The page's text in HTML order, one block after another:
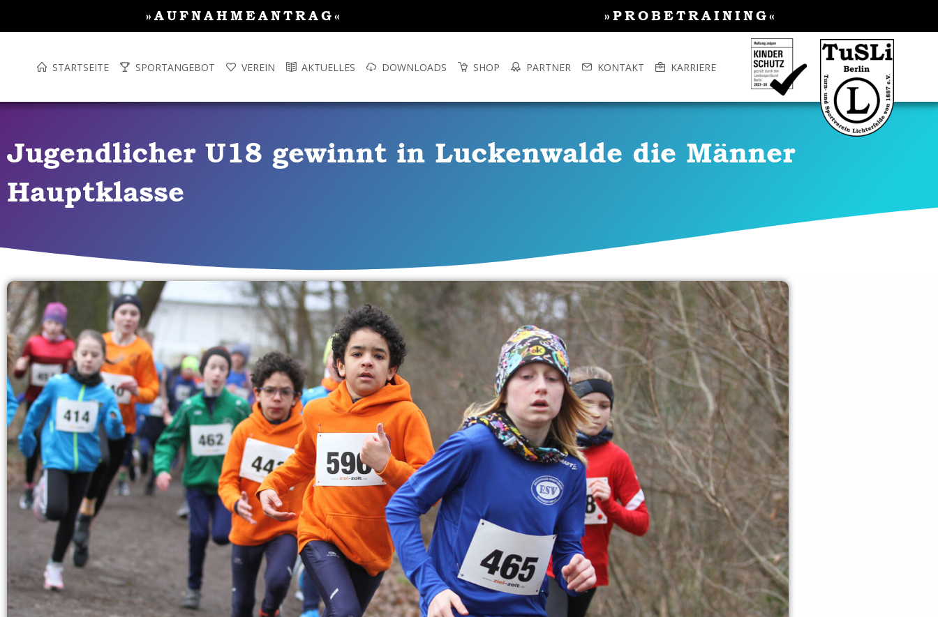
»AUFNAHMEANTRAG« »PROBETRAINING«
STARTSEITE SPORTANGEBOT VEREIN AKTUELLES DOWNLOADS SHOP PARTNER KONTAKT KARRIERE
Jugendlicher U18 gewinnt in Luckenwalde die Männer
Hauptklasse